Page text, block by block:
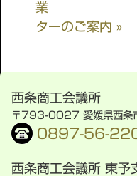
業 テレワ
ターのご案内 »
西条商工会議所
〒793-0027 愛媛県西条
0897-56-
西条商工会議所 東予